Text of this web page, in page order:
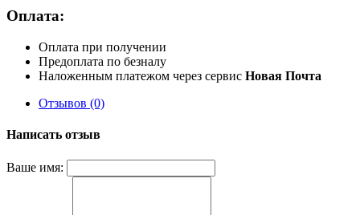
Оплата:
Оплата при получении
Предоплата по безналу
Наложенным платежом через сервис Новая Почта
Отзывов (0)
Написать отзыв
Ваше имя: